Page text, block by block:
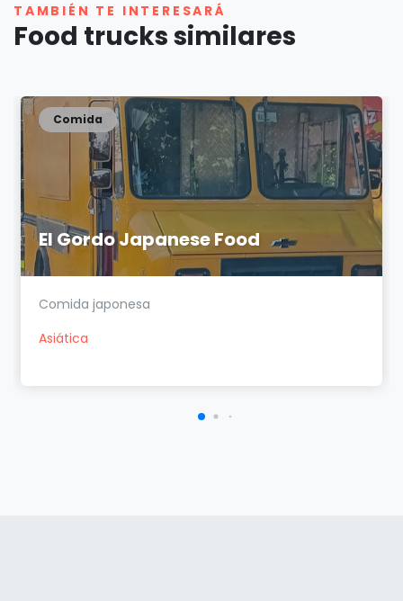
TAMBIÉN TE INTERESARÁ
Food trucks similares
El Gordo Japanese Food
Comida
Comida japonesa
Asiática